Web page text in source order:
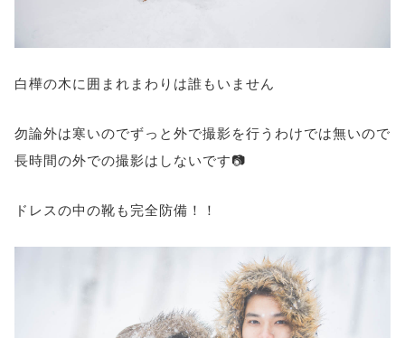
白樺の木に囲まれまわりは誰もいません
勿論外は寒いのでずっと外で撮影を行うわけでは無いので
長時間の外での撮影はしないです📷
ドレスの中の靴も完全防備！！